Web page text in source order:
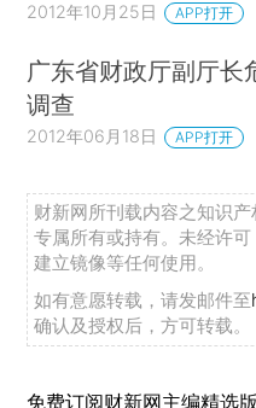
2012年10月25日 APP打开
广东省财政厅副厅长
调查
2012年06月18日 APP打开
财新网所刊载内容之知识
专属所有或持有。未经许
建立镜像等任何使用。
如有意愿转载，请发邮件至
确认及授权后，方可转载。
免费订阅财新网主编精选